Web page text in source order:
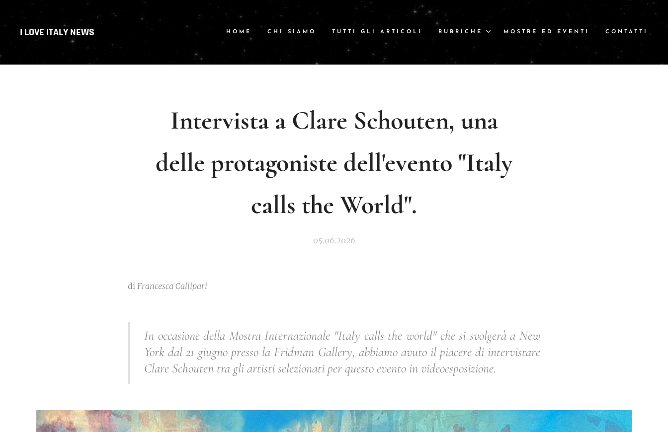
I LOVE ITALY NEWS HOME CHI SIAMO TUTTI GLI ARTICOLI RUBRICHE MOSTRE ED EVENTI CONTATTI
Intervista a Clare Schouten, una
delle protagoniste dell'evento "Italy
calls the World".
05.06.2026
di Francesca Callipari
In occasione della Mostra Internazionale "Italy calls the world" che si svolgerà a New
York dal 21 giugno presso la Fridman Gallery, abbiamo avuto il piacere di intervistare
Clare Schouten tra gli artisti selezionati per questo evento in videoesposizione.